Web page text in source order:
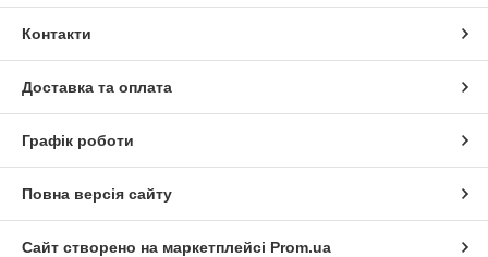
Контакти
Доставка та оплата
Графік роботи
Повна версія сайту
Сайт створено на маркетплейсі Prom.ua